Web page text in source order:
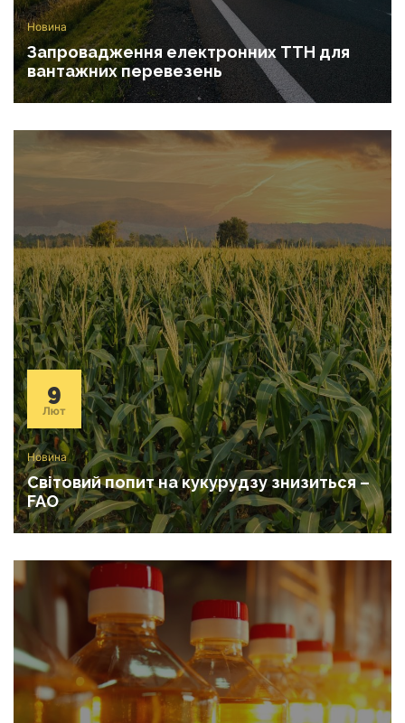
Новина
Запровадження електронних ТТН для
вантажних перевезень
9
Лют
Новина
Світовий попит на кукурудзу знизиться –
FAO